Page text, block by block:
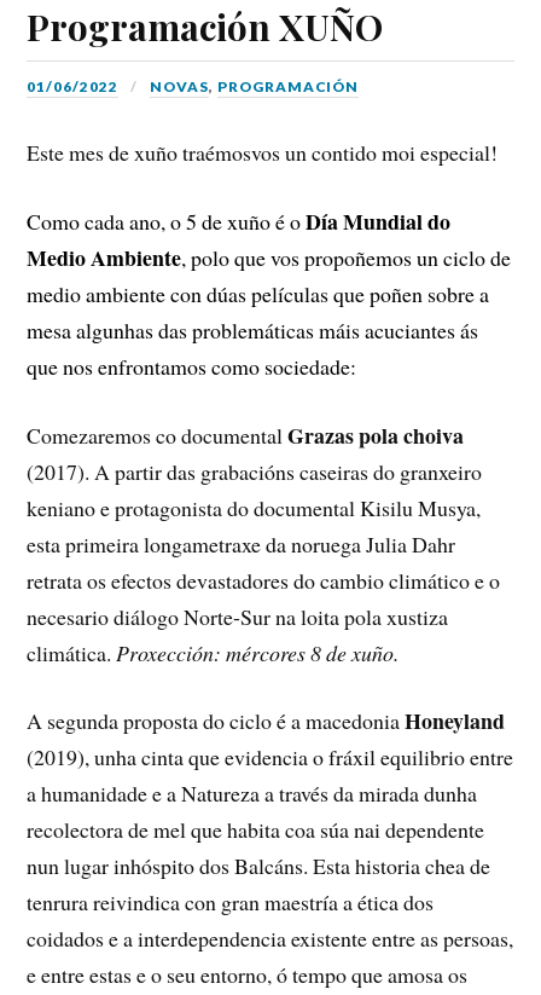
Programación XUÑO
01/06/2022 NOVAS, PROGRAMACIÓN
Este mes de xuño traémosvos un contido moi especial!
Como cada ano, o 5 de xuño é oDía Mundial do
Medio Ambiente, polo que vos propoñemos un ciclo de
medio ambiente con dúas películas que poñen sobre a
mesa algunhas das problemáticas máis acuciantes ás
que nos enfrontamos como sociedade:
Comezaremos co documentalGrazas pola choiva
(2017). A partir das grabacións caseiras do granxeiro
keniano e protagonista do documental Kisilu Musya,
esta primeira longametraxe da noruega Julia Dahr
retrata os efectos devastadores do cambio climático e o
necesario diálogo Norte-Sur na loita pola xustiza
climática. Proxección: mércores 8 de xuño.
A segunda proposta do ciclo é a macedoniaHoneyland
(2019), unha cinta que evidencia o fráxil equilibrio entre
a humanidade e a Natureza a través da mirada dunha
recolectora de mel que habita coa súa nai dependente
nun lugar inhóspito dos Balcáns. Esta historia chea de
tenrura reivindica con gran maestría a ética dos
coidados e a interdependencia existente entre as persoas,
e entre estas e o seu entorno, ó tempo que amosa os